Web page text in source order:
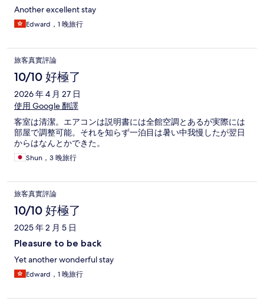
Another excellent stay
Edward，1 晚旅行
旅客真實評論
10/10 好極了
2026 年 4 月 27 日
使用 Google 翻譯
客室は清潔。エアコンは説明書には全館空調とあるが実際には
部屋で調整可能。それを知らず一泊目は暑い中我慢したが翌日
からはなんとかできた。
Shun，3 晚旅行
旅客真實評論
10/10 好極了
2025 年 2 月 5 日
Pleasure to be back
Yet another wonderful stay
Edward，1 晚旅行